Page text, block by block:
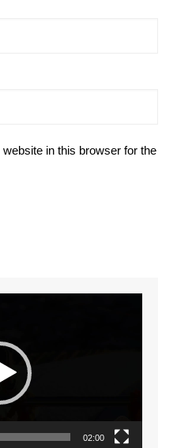
in this browser for the
02:00